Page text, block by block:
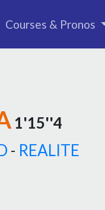
Courses & Pronos
1'15''4
- REALITE